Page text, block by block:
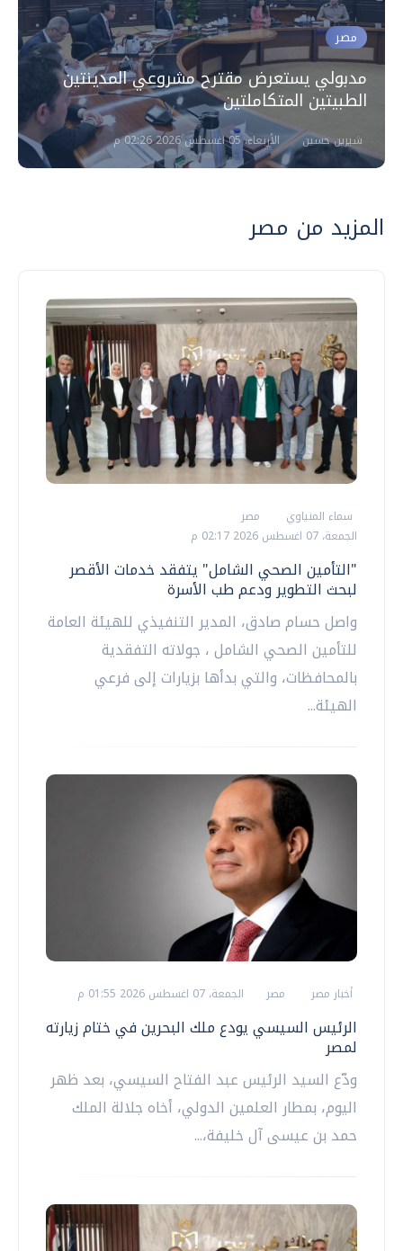
مصر
مدبولي يستعرض مقترح مشروعي المدينتين
الطبيتين المتكاملتين
شيرين حسين الأربعاء، 05 اغسطس 2026 02:26 م
المزيد من مصر
سماء المنياوي
مصر
الجمعة، 07 اغسطس 2026 02:17 م
"التأمين الصحي الشامل" يتفقد خدمات الأقصر
لبحث التطوير ودعم طب الأسرة
واصل حسام صادق، المدير التنفيذي للهيئة العامة
للتأمين الصحي الشامل ، جولاته التفقدية
بالمحافظات، والتي بدأها بزيارات إلى فرعي
الهيئة...
أخبار مصر مصر الجمعة، 07 اغسطس 2026 01:55 م
الرئيس السيسي يودع ملك البحرين في ختام زيارته
لمصر
ودّع السيد الرئيس عبد الفتاح السيسي، بعد ظهر
اليوم، بمطار العلمين الدولي، أخاه جلالة الملك
حمد بن عيسى آل خليفة،...